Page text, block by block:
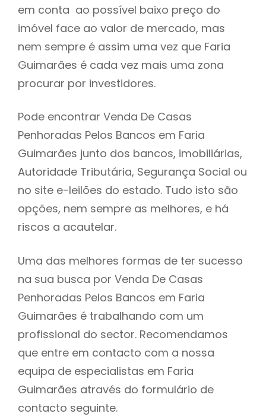
em conta ao possível baixo preço do
imóvel face ao valor de mercado, mas
nem sempre é assim uma vez que Faria
Guimarães é cada vez mais uma zona
procurar por investidores.
Pode encontrar Venda De Casas
Penhoradas Pelos Bancos em Faria
Guimarães junto dos bancos, imobiliárias,
Autoridade Tributária, Segurança Social ou
no site e-leilões do estado. Tudo isto são
opções, nem sempre as melhores, e há
riscos a acautelar.
Uma das melhores formas de ter sucesso
na sua busca por Venda De Casas
Penhoradas Pelos Bancos em Faria
Guimarães é trabalhando com um
profissional do sector. Recomendamos
que entre em contacto com a nossa
equipa de especialistas em Faria
Guimarães através do formulário de
contacto seguinte.